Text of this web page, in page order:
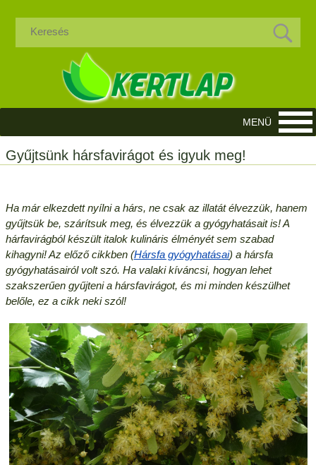
Gyűjtsünk hársfavirágot és igyuk meg!
Ha már elkezdett nyílni a hárs, ne csak az illatát élvezzük, hanem
gyűjtsük be, szárítsuk meg, és élvezzük a gyógyhatásait is! A
hárfavirágból készült italok kulináris élményét sem szabad
kihagyni! Az előző cikkben (Hársfa gyógyhatásai) a hársfa
gyógyhatásairól volt szó. Ha valaki kíváncsi, hogyan lehet
szakszerűen gyűjteni a hársfavirágot, és mi minden készülhet
belőle, ez a cikk neki szól!